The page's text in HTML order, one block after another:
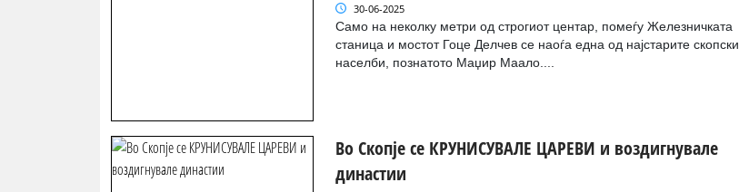
30-06-2025
Само на неколку метри од строгиот центар, помеѓу Железничката
станица и мостот Гоце Делчев се наоѓа една од најстарите скопски
населби, познатото Маџир Маало....
Во Скопје се КРУНИСУВАЛЕ ЦАРЕВИ и воздигнувале
династии